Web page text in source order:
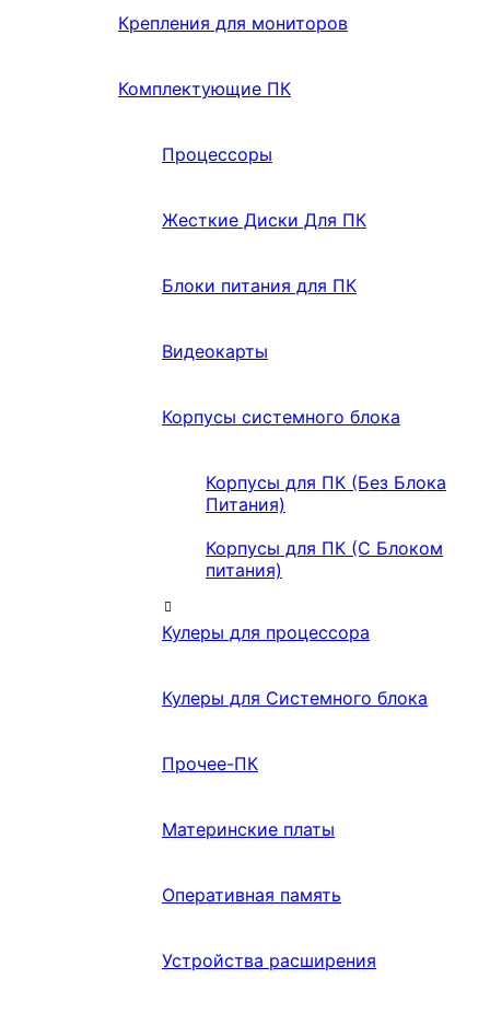
Крепления для мониторов
Комплектующие ПК
Процессоры
Жесткие Диски Для ПК
Блоки питания для ПК
Видеокарты
Корпусы системного блока
Корпусы для ПК (Без Блока
Питания)
Корпусы для ПК (С Блоком
питания)
Кулеры для процессора
Кулеры для Системного блока
Прочее-ПК
Материнские платы
Оперативная память
Устройства расширения